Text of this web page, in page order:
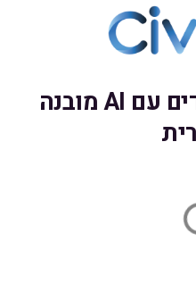
מערכת גיוס עובדים עם AI מובנה